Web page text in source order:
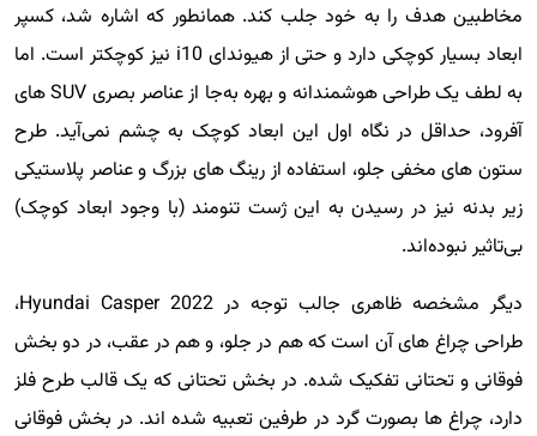
مخاطبین هدف را به خود جلب کند. همانطور که اشاره شد، کسپر
ابعاد بسیار کوچکی دارد و حتی از هیوندای i10 نیز کوچکتر است. اما
به لطف یک طراحی هوشمندانه و بهره به‌جا از عناصر بصری SUV های
آفرود، حداقل در نگاه اول این ابعاد کوچک به چشم نمی‌آید. طرح
ستون های مخفی جلو، استفاده از رینگ های بزرگ و عناصر پلاستیکی
زیر بدنه نیز در رسیدن به این ژست تنومند (با وجود ابعاد کوچک)
بی‌تاثیر نبوده‌اند.
دیگر مشخصه ظاهری جالب توجه در 2022 Hyundai Casper،
طراحی چراغ های آن است که هم در جلو، و هم در عقب، در دو بخش
فوقانی و تحتانی تفکیک شده. در بخش تحتانی که یک قالب طرح فلز
دارد، چراغ ها بصورت گرد در طرفین تعبیه شده اند. در بخش فوقانی